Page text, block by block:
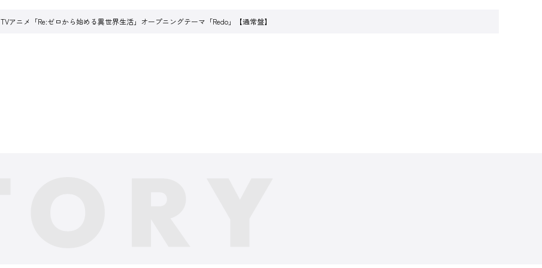
TVアニメ「Re:ゼロから始める異世界生活」オープニングテーマ「Redo」【通常盤】